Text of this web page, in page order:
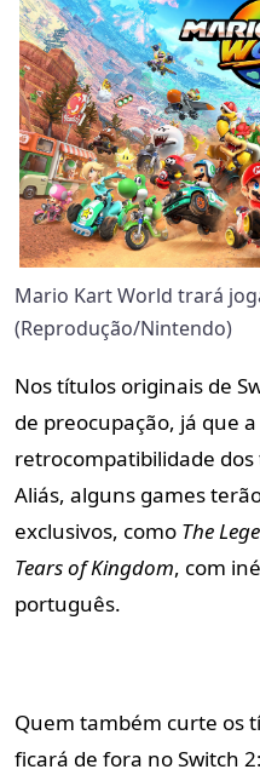
Mario Kart World trará
(Reprodução/Nintendo)
Nos títulos originais de
de preocupação, já que
retrocompatibilidade
Aliás, alguns games
exclusivos, como The
Tears of Kingdom, com
português.
Quem também curte os
ficará de fora no Switch